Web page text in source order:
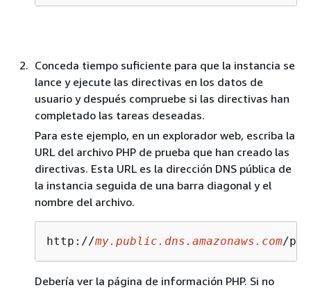
Conceda tiempo suficiente para que la instancia se
lance y ejecute las directivas en los datos de
usuario y después compruebe si las directivas han
completado las tareas deseadas.
Para este ejemplo, en un explorador web, escriba la
URL del archivo PHP de prueba que han creado las
directivas. Esta URL es la dirección DNS pública de
la instancia seguida de una barra diagonal y el
nombre del archivo.
http://my.public.dns.amazonaws.com/
Debería ver la página de información PHP. Si no